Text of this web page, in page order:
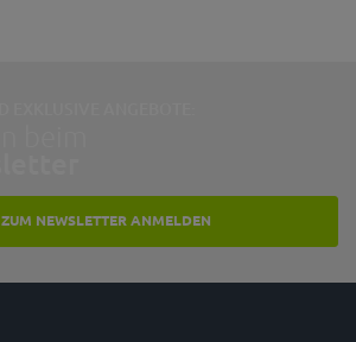
ZUM NEWSLETTER ANMELDEN